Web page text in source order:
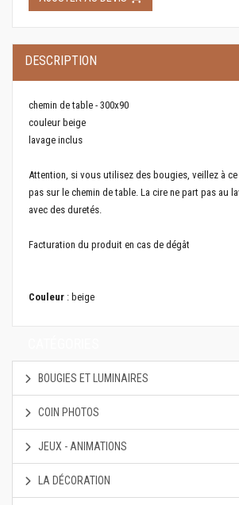
DESCRIPTION
chemin de table - 300x90
couleur beige
lavage inclus
Attention, si vous utilisez des bougies, veillez à
pas sur le chemin de table. La cire ne part pas au
avec des duretés.
Facturation du produit en cas de dégât
Couleur : beige
BOUGIES ET LUMINAIRES
COIN PHOTOS
JEUX - ANIMATIONS
LA DÉCORATION